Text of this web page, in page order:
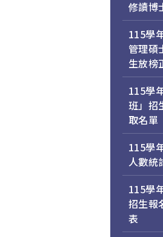
修讀博
115學
管理碩
生放榜
115學
班」招
取名單
115學
人數統
115學
招生報
表